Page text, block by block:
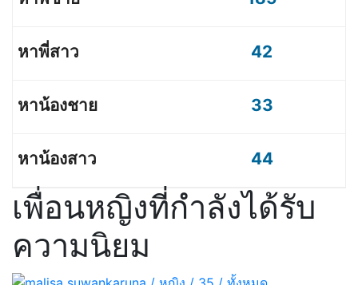
42
33
44
เพื่อนหญิงที่กำลังได้รับ
ความนิยม